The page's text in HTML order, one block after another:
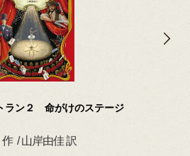
ラン２ 命がけのステージ
/ 山岸由佳 訳